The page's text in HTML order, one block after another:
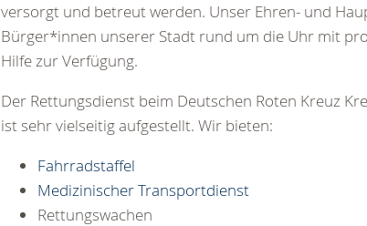
versorgt und betreut werden. Unser Ehren- und
Bürger*innen unserer Stadt rund um die Uhr mit
Hilfe zur Verfügung.
Der Rettungsdienst beim Deutschen Roten Kreuz
ist sehr vielseitig aufgestellt. Wir bieten:
Fahrradstaffel
Medizinischer Transportdienst
Rettungswachen